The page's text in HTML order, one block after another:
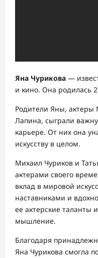
Яна Чурикова —
и кино. Она родилась
Родители Яны, актеры
Лапина, сыграли
карьере. От них она
искусству в целом.
Михаил Чуриков и
актерами своего
вклад в мировой
наставниками и
ее актерские таланты
мышление.
Благодаря
Яна Чурикова смогла